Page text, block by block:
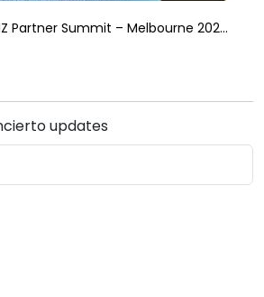
Partner Summit – Melbourne 202…
updates